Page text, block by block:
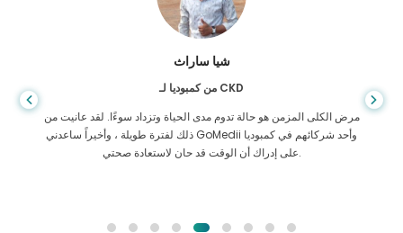
شيا ساراث
من كمبوديا لـ CKD
مرض الكلى المزمن هو حالة تدوم مدى الحياة وتزداد سوءًا. لقد عانيت من
ذلك لفترة طويلة ، وأخيراً ساعدني GoMedii وأحد شركائهم في كمبوديا
على إدراك أن الوقت قد حان لاستعادة صحتي.